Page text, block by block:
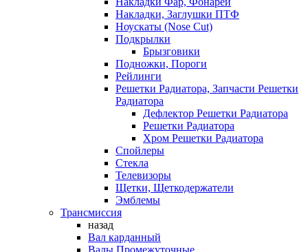
Накладки, Заглушки ПТФ
Ноускаты (Nose Cut)
Подкрылки
Брызговики
Подножки, Пороги
Рейлинги
Решетки Радиатора, Запчасти Решетки
Радиатора
Дефлектор Решетки Радиатора
Решетки Радиатора
Хром Решетки Радиатора
Спойлеры
Стекла
Телевизоры
Щетки, Щеткодержатели
Эмблемы
Трансмиссия
назад
Вал карданный
Валы Промежуточные